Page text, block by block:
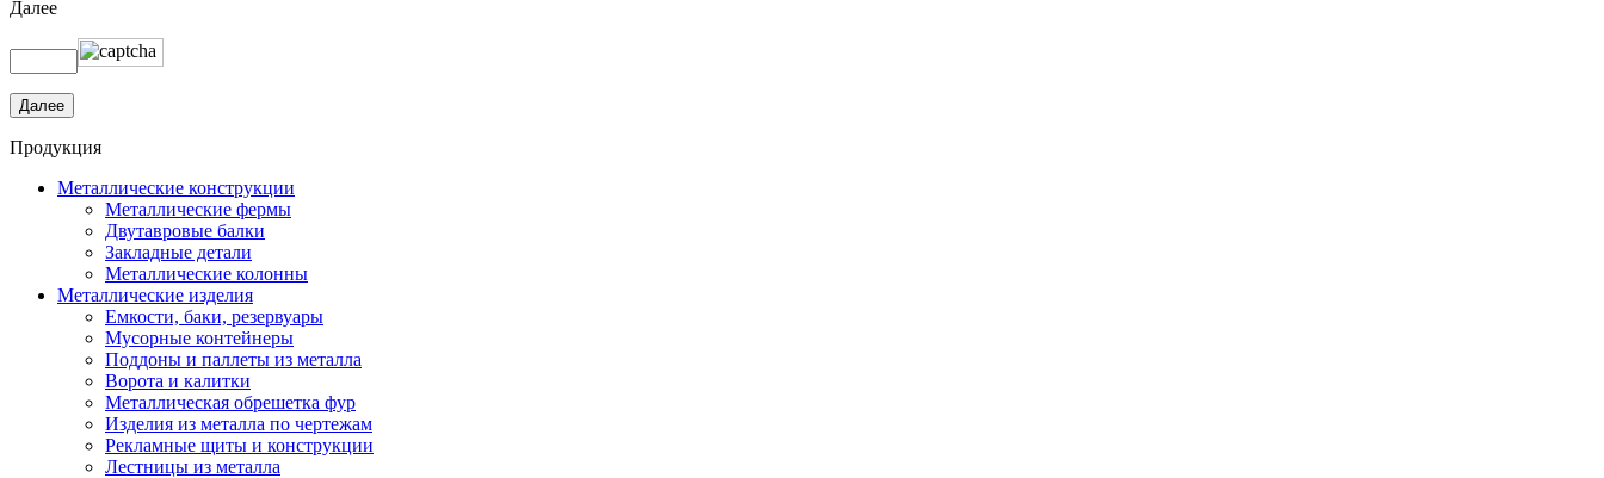
Далее
Продукция
Металлические конструкции
Металлические фермы
Двутавровые балки
Закладные детали
Металлические колонны
Металлические изделия
Емкости, баки, резервуары
Мусорные контейнеры
Поддоны и паллеты из металла
Ворота и калитки
Металлическая обрешетка фур
Изделия из металла по чертежам
Рекламные щиты и конструкции
Лестницы из металла